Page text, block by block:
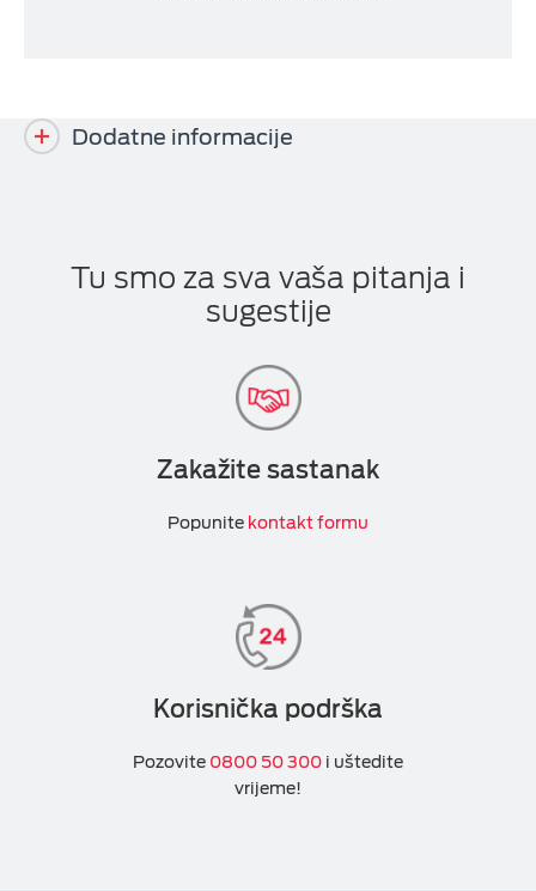
Dodatne informacije
Tu smo za sva vaša pitanja i
sugestije
Zakažite sastanak
Popunite kontakt formu
Korisnička podrška
Pozovite 0800 50 300 i uštedite
vrijeme!